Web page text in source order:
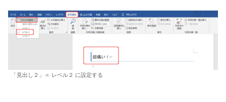
「見出し２」＝ レベル２ に設定する